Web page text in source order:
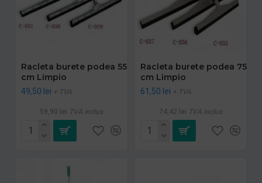
Racleta burete podea 55
cm Limpio
49,50 lei + TVA
59,90 lei TVA inclus
Racleta burete podea 75
cm Limpio
61,50 lei + TVA
74,42 lei TVA inclus